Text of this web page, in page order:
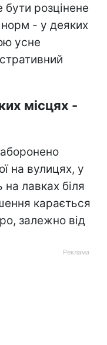
бути розцінене
- у деяких
усне
місцях -
на вулицях, у
на лавках біля
карається
залежно від